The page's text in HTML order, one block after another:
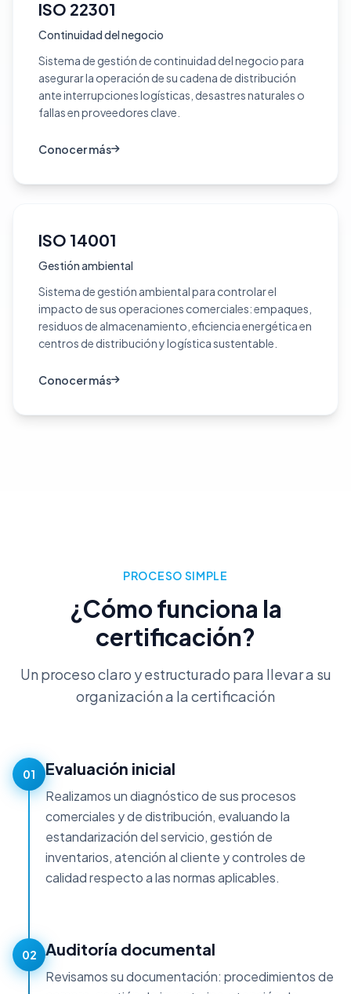
ISO 22301
Continuidad del negocio
Sistema de gestión de continuidad del negocio para
asegurar la operación de su cadena de distribución
ante interrupciones logísticas, desastres naturales o
fallas en proveedores clave.
Conocer más
ISO 14001
Gestión ambiental
Sistema de gestión ambiental para controlar el
impacto de sus operaciones comerciales: empaques,
residuos de almacenamiento, eficiencia energética en
centros de distribución y logística sustentable.
Conocer más
PROCESO SIMPLE
¿Cómo funciona la
certificación?
Un proceso claro y estructurado para llevar a su
organización a la certificación
01 Evaluación inicial
Realizamos un diagnóstico de sus procesos
comerciales y de distribución, evaluando la
estandarización del servicio, gestión de
inventarios, atención al cliente y controles de
calidad respecto a las normas aplicables.
02 Auditoría documental
Revisamos su documentación: procedimientos de